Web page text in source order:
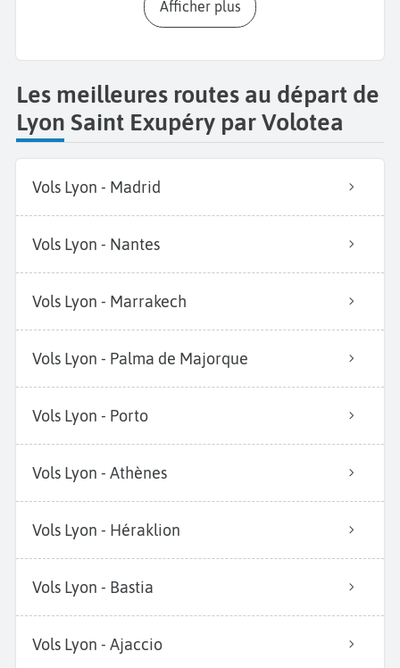
Afficher plus
Les meilleures routes au départ de
Lyon Saint Exupéry par Volotea
Vols Lyon - Madrid
Vols Lyon - Nantes
Vols Lyon - Marrakech
Vols Lyon - Palma de Majorque
Vols Lyon - Porto
Vols Lyon - Athènes
Vols Lyon - Héraklion
Vols Lyon - Bastia
Vols Lyon - Ajaccio